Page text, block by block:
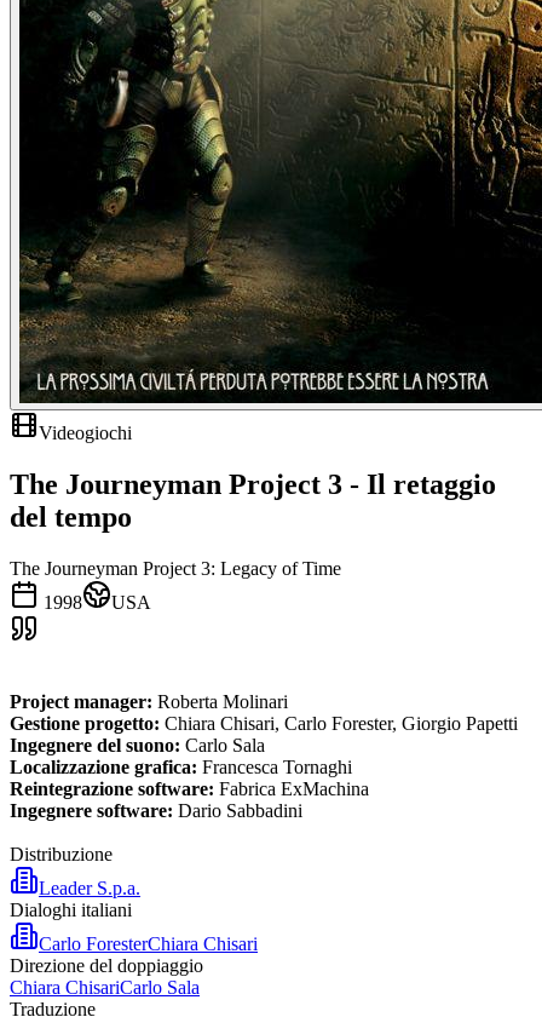
Videogiochi
The Journeyman Project 3 - Il retaggio
del tempo
The Journeyman Project 3: Legacy of Time
1998
USA
Project manager: Roberta Molinari
Gestione progetto: Chiara Chisari, Carlo Forester, Giorgio Papetti
Ingegnere del suono: Carlo Sala
Localizzazione grafica: Francesca Tornaghi
Reintegrazione software: Fabrica ExMachina
Ingegnere software: Dario Sabbadini
Distribuzione
Leader S.p.a.
Dialoghi italiani
Carlo ForesterChiara Chisari
Direzione del doppiaggio
Chiara ChisariCarlo Sala
Traduzione